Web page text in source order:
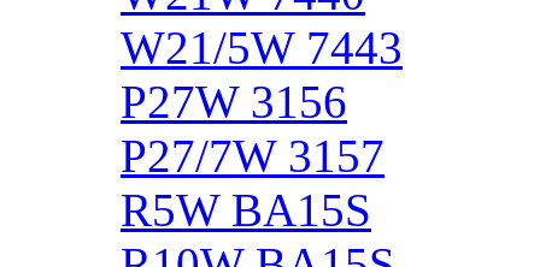
W21/5W 7443
P27W 3156
P27/7W 3157
R5W BA15S